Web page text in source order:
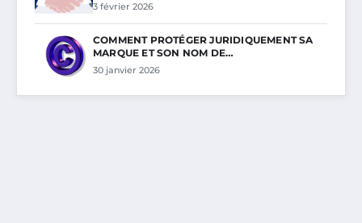
3 février 2026
COMMENT PROTÉGER JURIDIQUEMENT SA
MARQUE ET SON NOM DE…
30 janvier 2026